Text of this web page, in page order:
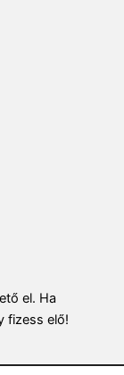
el. Ha
fizess elő!